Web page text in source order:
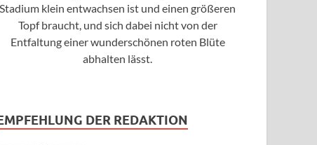
Stadium klein entwachsen ist und einen größeren
Topf braucht, und sich dabei nicht von der
Entfaltung einer wunderschönen roten Blüte
abhalten lässt.
DER REDAKTION